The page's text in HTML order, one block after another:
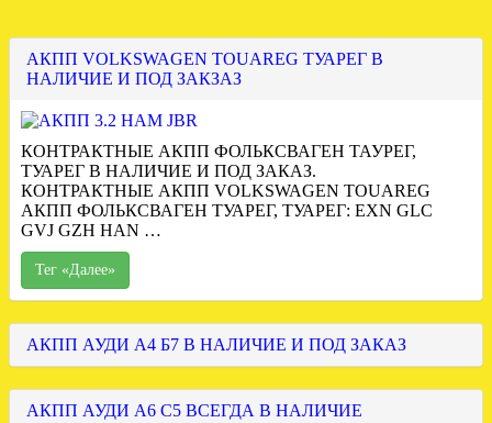
АКПП VOLKSWAGEN TOUAREG ТУАРЕГ В
НАЛИЧИЕ И ПОД ЗАКЗАЗ
КОНТРАКТНЫЕ АКПП ФОЛЬКСВАГЕН ТАУРЕГ,
ТУАРЕГ В НАЛИЧИЕ И ПОД ЗАКАЗ.
КОНТРАКТНЫЕ АКПП VOLKSWAGEN TOUAREG
АКПП ФОЛЬКСВАГЕН ТУАРЕГ, ТУАРЕГ: EXN GLC
GVJ GZH HAN …
Тег «Далее»
АКПП АУДИ А4 Б7 В НАЛИЧИЕ И ПОД ЗАКАЗ
АКПП АУДИ А6 С5 ВСЕГДА В НАЛИЧИЕ